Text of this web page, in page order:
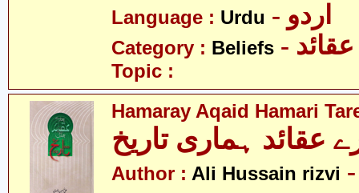
Language : Urdu - اردو
Category : Beliefs - عقائد
Topic :
Hamaray Aqaid Hamari
Author : Ali Hussain rizvi